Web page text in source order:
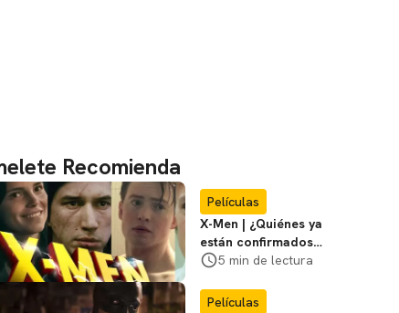
Recomienda
Películas
X-Men | ¿Quiénes ya
están confirmados
en la película de
favoritos
5 min de lectura
Películas